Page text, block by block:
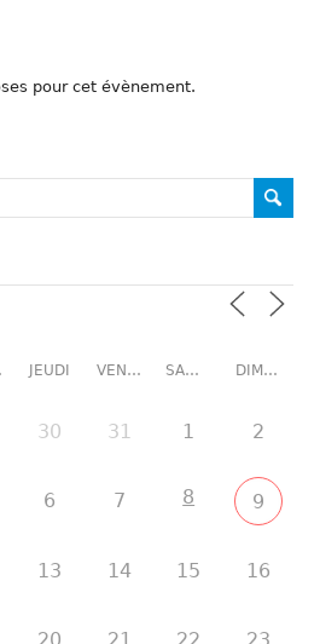
pour cet évènement.
JEUDI VENDREDI SAMEDI DIMANCHE
30 31 1 2
6 7 8 9
13 14 15 16